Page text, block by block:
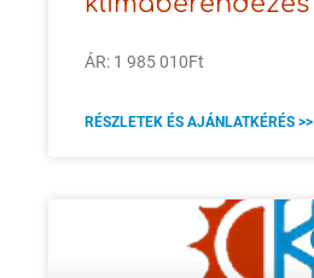
ÁR: 1 985 010Ft
RÉSZLETEK ÉS AJÁNLATKÉRÉS >>